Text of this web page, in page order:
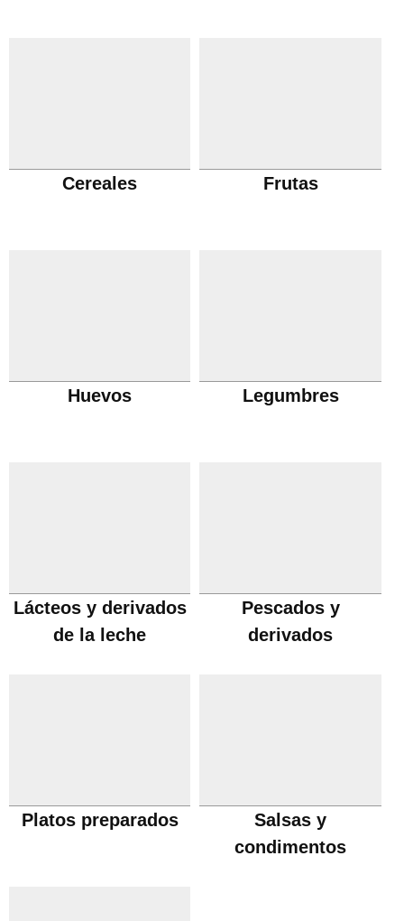
Cereales Frutas
Huevos Legumbres
Lácteos y derivados
de la leche
Pescados y
derivados
Platos preparados
Salsas y
condimentos